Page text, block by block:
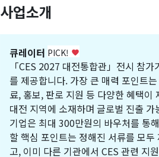
사업소개
큐레이터 PICK! favorite
「CES 2027 대전통합관」전시 참
를 제공합니다. 가장 큰 매력 포인트
료, 홍보, 판로 지원 등 다양한 혜택
대전 지역에 소재하며 글로벌 진출
기업은 최대 300만원의 바우처를 통
할 핵심 포인트는 정해진 서류를 모
고, 이미 다른 기관에서 CES 관련 지